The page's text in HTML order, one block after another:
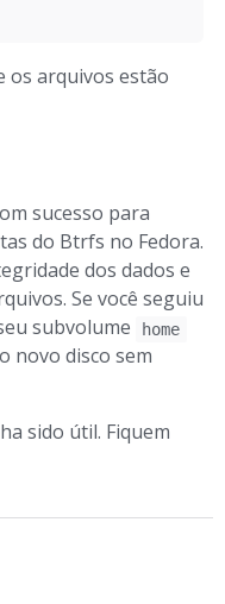
os arquivos estão
sucesso para
do Btrfs no Fedora.
dos dados e
Se você seguiu
subvolume
home
novo disco sem
sido útil. Fiquem